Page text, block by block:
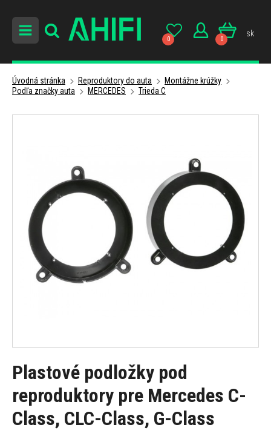
0 0
sk
Úvodná stránka Reproduktory do auta
Montážne krúžky
Podľa značky auta
MERCEDES Trieda C
Plastové podložky pod
reproduktory pre Mercedes C-
Class, CLC-Class, G-Class